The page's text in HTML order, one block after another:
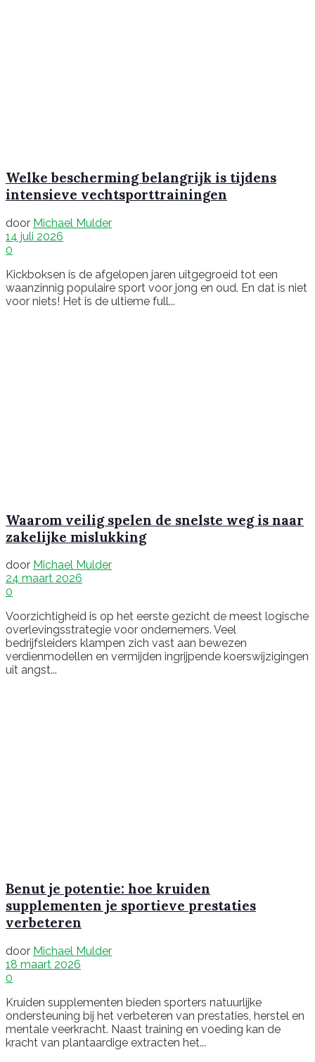
Welke bescherming belangrijk is tijdens
intensieve vechtsporttrainingen
door Michael Mulder
14 juli 2026
0
Kickboksen is de afgelopen jaren uitgegroeid tot een
waanzinnig populaire sport voor jong en oud. En dat is niet
voor niets! Het is de ultieme full...
Waarom veilig spelen de snelste weg is naar
zakelijke mislukking
door Michael Mulder
24 maart 2026
0
Voorzichtigheid is op het eerste gezicht de meest logische
overlevingsstrategie voor ondernemers. Veel
bedrijfsleiders klampen zich vast aan bewezen
verdienmodellen en vermijden ingrijpende koerswijzigingen
uit angst...
Benut je potentie: hoe kruiden
supplementen je sportieve prestaties
verbeteren
door Michael Mulder
18 maart 2026
0
Kruiden supplementen bieden sporters natuurlijke
ondersteuning bij het verbeteren van prestaties, herstel en
mentale veerkracht. Naast training en voeding kan de
kracht van plantaardige extracten het...